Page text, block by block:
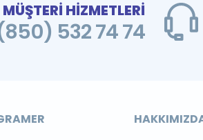
MÜŞTERİ HİZMETLERİ
532 74 74